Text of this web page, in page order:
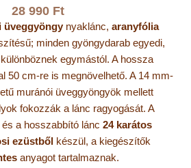
28 990 Ft
üveggyöngynyaklánc, aranyfólia
minden gyöngydarab egyedi,
egymástól. A hossza
50 cm-re is megnövelhető. A 14 mm-
muránói üveggyöngyök mellett
fokozzák a lánc ragyogását. A
a hosszabbító lánc 24 karátos
ezüstbőlkészül, a kiegészítők
anyagot tartalmaznak.